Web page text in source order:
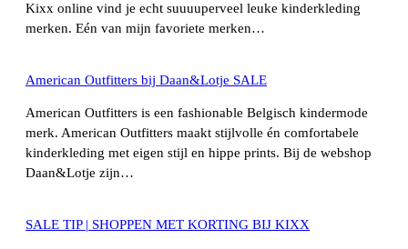
Kixx online vind je echt suuuuperveel leuke kinderkleding
merken. Eén van mijn favoriete merken…
American Outfitters bij Daan&Lotje SALE
American Outfitters is een fashionable Belgisch kindermode
merk. American Outfitters maakt stijlvolle én comfortabele
kinderkleding met eigen stijl en hippe prints. Bij de webshop
Daan&Lotje zijn…
SALE TIP | SHOPPEN MET KORTING BIJ KIXX